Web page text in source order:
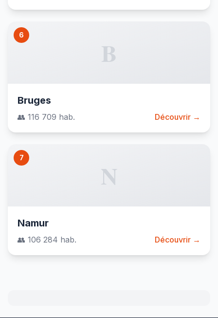
6
B
Bruges
👥 116 709 hab. Découvrir →
7
N
Namur
👥 106 284 hab. Découvrir →